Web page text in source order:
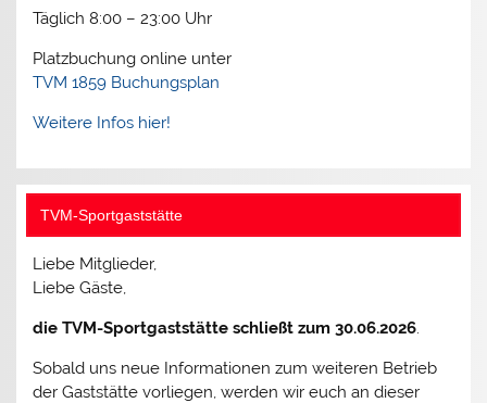
Täglich 8:00 – 23:00 Uhr
Platzbuchung online unter
TVM 1859 Buchungsplan
Weitere Infos hier!
TVM-Sportgaststätte
Liebe Mitglieder,
Liebe Gäste,
die TVM-Sportgaststätte schließt zum 30.06.2026.
Sobald uns neue Informationen zum weiteren Betrieb
der Gaststätte vorliegen, werden wir euch an dieser